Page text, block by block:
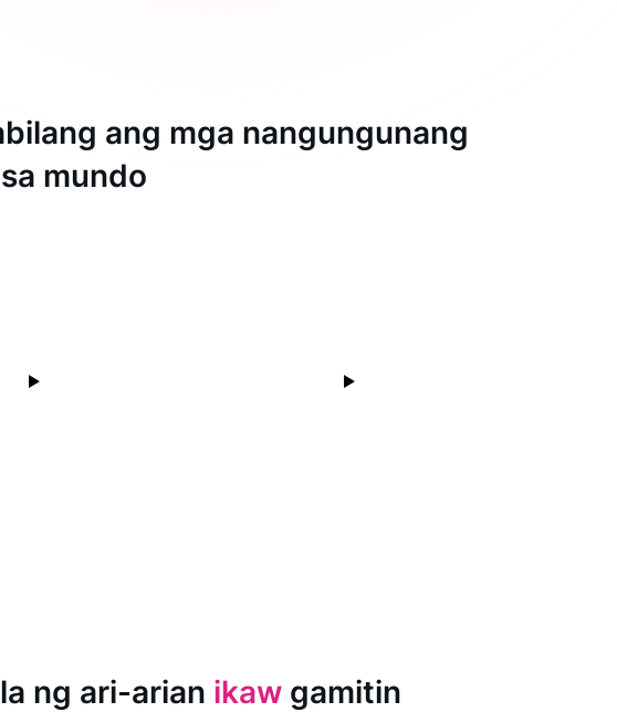
ang mga nangungunang
mundo
ng ari-arian ikaw gamitin